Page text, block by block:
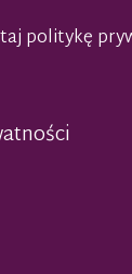
politykę